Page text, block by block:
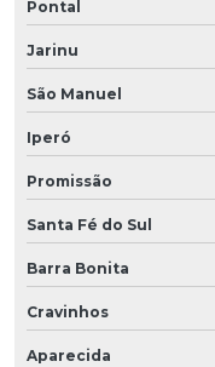
Pontal
Jarinu
São Manuel
Iperó
Promissão
Santa Fé do Sul
Barra Bonita
Cravinhos
Aparecida